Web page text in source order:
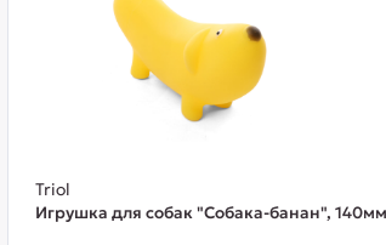
Triol
Игрушка для собак "Собака-банан", 140мм